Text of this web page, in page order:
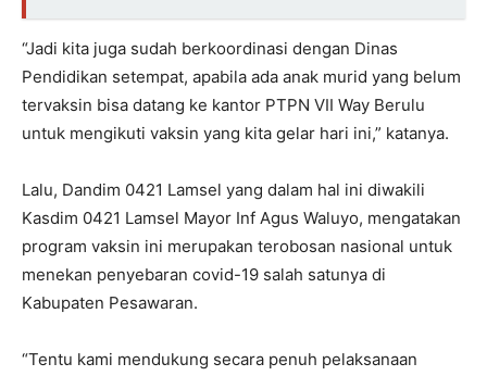
“Jadi kita juga sudah berkoordinasi dengan Dinas
Pendidikan setempat, apabila ada anak murid yang belum
tervaksin bisa datang ke kantor PTPN VII Way Berulu
untuk mengikuti vaksin yang kita gelar hari ini,” katanya.
Lalu, Dandim 0421 Lamsel yang dalam hal ini diwakili
Kasdim 0421 Lamsel Mayor Inf Agus Waluyo, mengatakan
program vaksin ini merupakan terobosan nasional untuk
menekan penyebaran covid-19 salah satunya di
Kabupaten Pesawaran.
“Tentu kami mendukung secara penuh pelaksanaan